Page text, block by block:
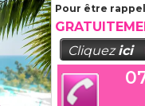
Pour être
Cliquezici